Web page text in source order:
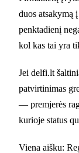
duos atsakymą
penktadienį
kol kas tai yra
Jei delfi.lt
patvirtinimas
— premjerės
kurioje status
Viena aišku: